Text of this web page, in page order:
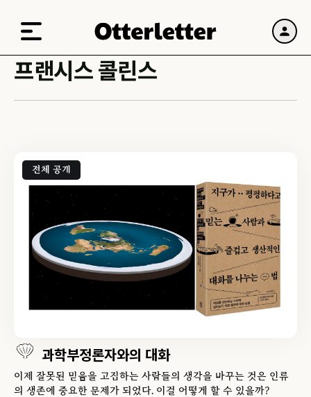
프랜시스 콜린스
전체 공개
과학부정론자와의 대화
이제 잘못된 믿음을 고집하는 사람들의 생각을 바꾸는 것은 인류
의 생존에 중요한 문제가 되었다. 이걸 어떻게 할 수 있을까?